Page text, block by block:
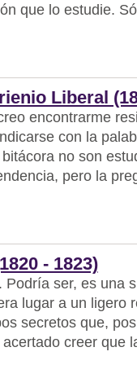
que lo estudie.
Liberal
encontrarme
con la
no son
pero la
- 1823)
ser, es una
lugar a un ligero
secretos que,
creer que